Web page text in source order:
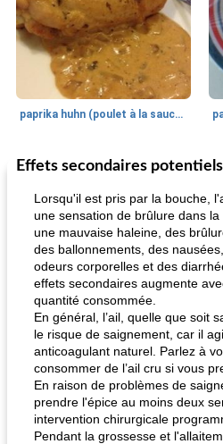
paprika huhn (poulet à la sauce paprika).
25min
Petit déjeuner et brunch
quinoa petit déjeuner méditerranéen
Effets secondaires
Lorsqu'il est pris par la bouche,
une sensation de brûlure dans la
une mauvaise haleine, des
des ballonnements, des
odeurs corporelles et des
effets secondaires augmente
quantité consommée.
En général, l’ail, quelle que soit
le risque de saignement, car il
anticoagulant naturel. Parlez à
consommer de l’ail cru si vous
En raison de problèmes de
prendre l'épice au moins deux
intervention chirurgicale
Pendant la grossesse et